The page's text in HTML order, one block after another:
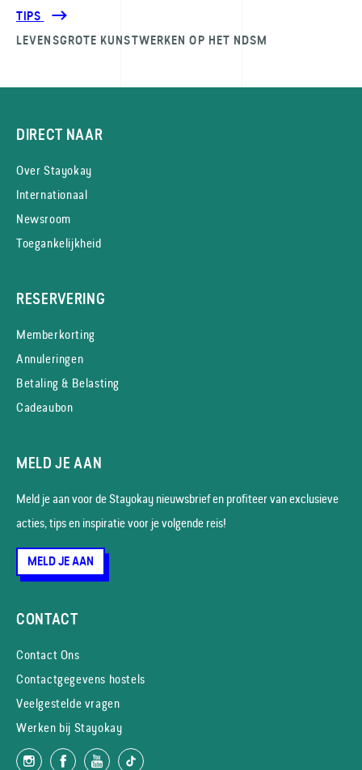
TIPS
LEVENSGROTE KUNSTWERKEN OP HET NDSM
DIRECT NAAR
Over Stayokay
Internationaal
Newsroom
Toegankelijkheid
RESERVERING
Memberkorting
Annuleringen
Betaling & Belasting
Cadeaubon
MELD JE AAN
Meld je aan voor de Stayokay nieuws­brief en profiteer van exclusieve
acties, tips en inspiratie voor je volgende reis!
MELD JE AAN
CONTACT
Contact Ons
Contactgegevens hostels
Veelgestelde vragen
Werken bij Stayokay